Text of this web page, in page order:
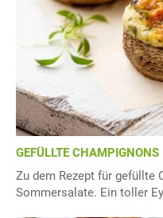
GEFÜLLTE CHAMPIGNONS
Zu dem Rezept für gefüllte
Sommersalate. Ein toller